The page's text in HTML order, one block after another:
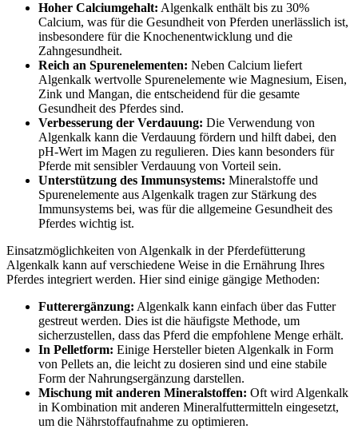
Hoher Calciumgehalt: Algenkalk enthält bis zu 30%
Calcium, was für die Gesundheit von Pferden unerlässlich ist,
insbesondere für die Knochenentwicklung und die
Zahngesundheit.
Reich an Spurenelementen: Neben Calcium liefert
Algenkalk wertvolle Spurenelemente wie Magnesium, Eisen,
Zink und Mangan, die entscheidend für die gesamte
Gesundheit des Pferdes sind.
Verbesserung der Verdauung: Die Verwendung von
Algenkalk kann die Verdauung fördern und hilft dabei, den
pH-Wert im Magen zu regulieren. Dies kann besonders für
Pferde mit sensibler Verdauung von Vorteil sein.
Unterstützung des Immunsystems: Mineralstoffe und
Spurenelemente aus Algenkalk tragen zur Stärkung des
Immunsystems bei, was für die allgemeine Gesundheit des
Pferdes wichtig ist.
Einsatzmöglichkeiten von Algenkalk in der Pferdefütterung
Algenkalk kann auf verschiedene Weise in die Ernährung Ihres
Pferdes integriert werden. Hier sind einige gängige Methoden:
Futterergänzung: Algenkalk kann einfach über das Futter
gestreut werden. Dies ist die häufigste Methode, um
sicherzustellen, dass das Pferd die empfohlene Menge erhält.
In Pelletform: Einige Hersteller bieten Algenkalk in Form
von Pellets an, die leicht zu dosieren sind und eine stabile
Form der Nahrungsergänzung darstellen.
Mischung mit anderen Mineralstoffen: Oft wird Algenkalk
in Kombination mit anderen Mineralfuttermitteln eingesetzt,
um die Nährstoffaufnahme zu optimieren.